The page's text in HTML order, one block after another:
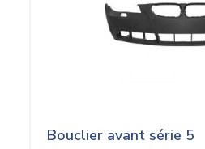
Bouclier avant série 5